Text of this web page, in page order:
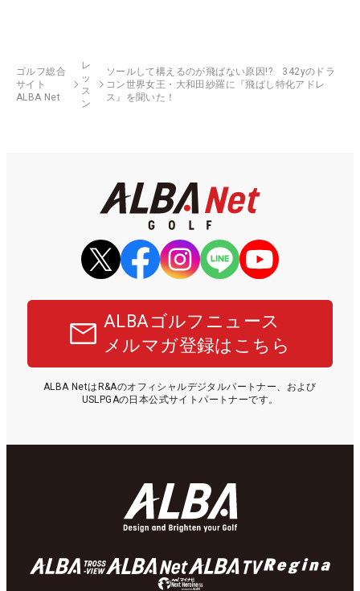
ゴルフ総合
サイト
ALBA Net
レ
ッ
ス
ン
ソールして構えるのが飛ばない原因!? 342yのドラ
コン世界女王・大和田紗羅に『飛ばし特化アドレ
ス』を聞いた！
ALBAゴルフニュース
メルマガ登録はこちら
ALBA NetはR&Aのオフィシャルデジタルパートナー、および
USLPGAの日本公式サイトパートナーです。